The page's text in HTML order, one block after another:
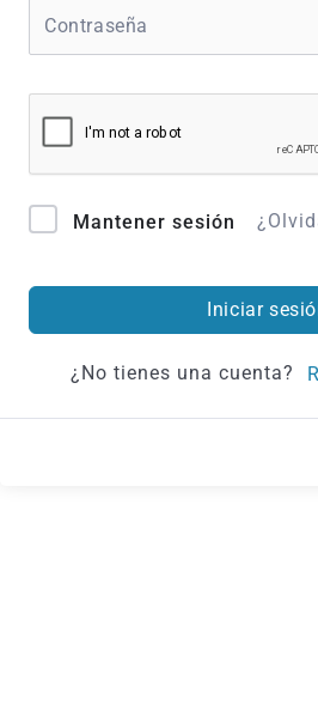
Mantener sesión
Iniciar
¿No tienes una cuenta?